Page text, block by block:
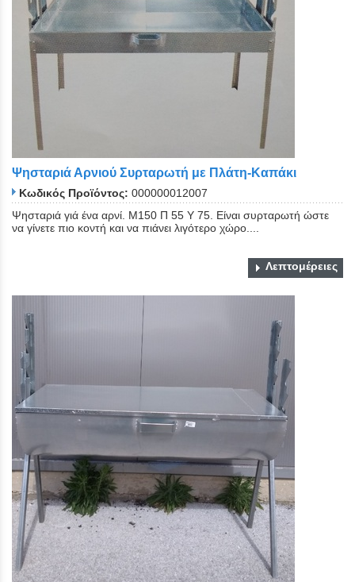
Ψησταριά Αρνιού Συρταρωτή με Πλάτη-Καπάκι
Κωδικός Προϊόντος: 000000012007
Ψησταριά γιά ένα αρνί. Μ150 Π 55 Υ 75. Είναι συρταρωτή ώστε
να γίνετε πιο κοντή και να πιάνει λιγότερο χώρο....
Λεπτομέρειες